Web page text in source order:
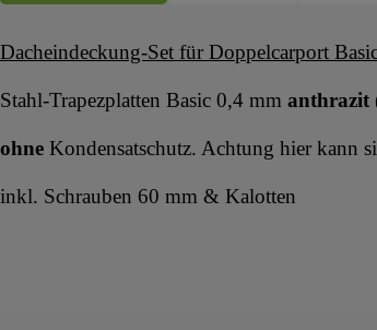
Dacheindeckung-Set für Doppelcarport
Stahl-Trapezplatten Basic 0,4 mm anthrazit
ohne Kondensatschutz. Achtung hier kann
inkl. Schrauben 60 mm & Kalotten